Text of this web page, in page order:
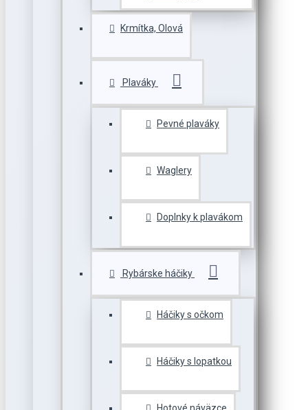
Krmítka, Olová
Plaváky
Pevné plaváky
Waglery
Doplnky k plavákom
Rybárske háčiky
Háčiky s očkom
Háčiky s lopatkou